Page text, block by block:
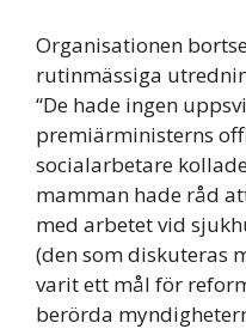
Organisationen
rutinmässiga
“De hade ingen
premiärministerns
socialarbetare
mamman hade råd
med arbetet vid
(den som diskuteras
varit ett mål för
berörda